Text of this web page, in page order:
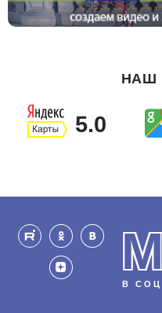
НАШ
5.0
В